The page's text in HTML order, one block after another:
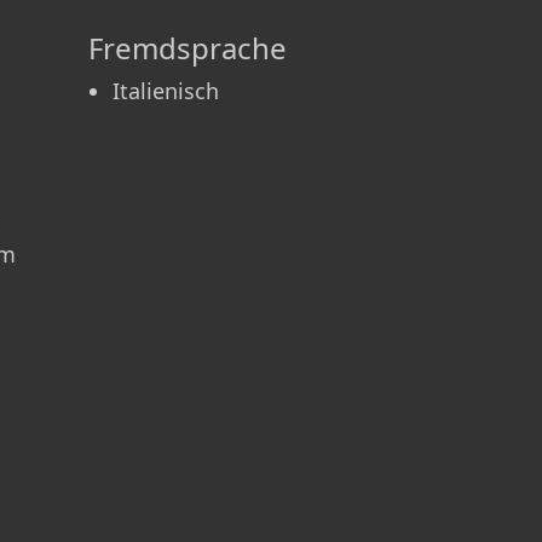
Fremdsprache
Italienisch